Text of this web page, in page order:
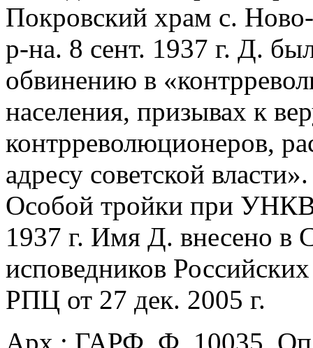
Покровский храм с.
р-на. 8 сент. 1937 г. Д.
обвинению в
населения, призывах к
контрреволюционеров,
адресу советской
Особой тройки при
1937 г. Имя Д. внесено в
исповедников
РПЦ от 27 дек. 2005 г.
Арх.: ГАРФ. Ф. 10035.